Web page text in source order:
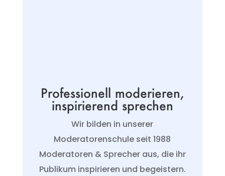
Professionell moderieren,
inspirierend sprechen
Wir bilden in unserer
Moderatorenschule seit 1988
Moderatoren & Sprecher aus, die ihr
Publikum inspirieren und begeistern.